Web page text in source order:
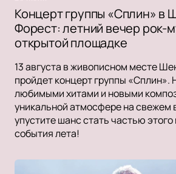
Концерт группы «Сплин» в
Форест: летний вечер рок-
открытой площадке
13 августа в живописном месте
пройдет концерт группы «Сплин».
любимыми хитами и новыми
уникальной атмосфере на свежем
упустите шанс стать частью
события лета!